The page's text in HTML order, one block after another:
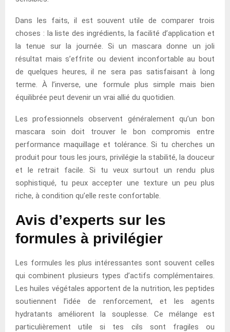
Dans les faits, il est souvent utile de comparer trois
choses : la liste des ingrédients, la facilité d’application et
la tenue sur la journée. Si un mascara donne un joli
résultat mais s’effrite ou devient inconfortable au bout
de quelques heures, il ne sera pas satisfaisant à long
terme. À l’inverse, une formule plus simple mais bien
équilibrée peut devenir un vrai allié du quotidien.
Les professionnels observent généralement qu’un bon
mascara soin doit trouver le bon compromis entre
performance maquillage et tolérance. Si tu cherches un
produit pour tous les jours, privilégie la stabilité, la douceur
et le retrait facile. Si tu veux surtout un rendu plus
sophistiqué, tu peux accepter une texture un peu plus
riche, à condition qu’elle reste confortable.
Avis d’experts sur les
formules à privilégier
Les formules les plus intéressantes sont souvent celles
qui combinent plusieurs types d’actifs complémentaires.
Les huiles végétales apportent de la nutrition, les peptides
soutiennent l’idée de renforcement, et les agents
hydratants améliorent la souplesse. Ce mélange est
particulièrement utile si tes cils sont fragiles ou